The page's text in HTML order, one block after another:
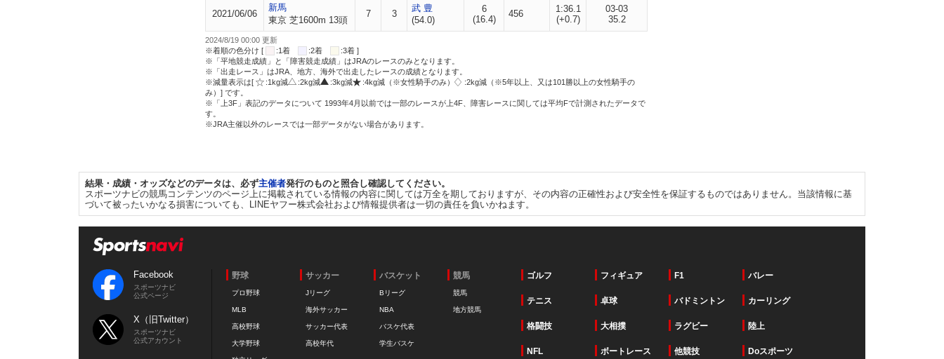
2021/06/06
新馬
東京 芝1600m 13頭
7 3
武 豊
(54.0)
6
(16.4)
456
1:36.1
(+0.7)
03-03
35.2
2024/8/19 00:00 更新
※着順の色分け [
:1着 :2着
:3着 ]
※「平地競走成績」と「障害競走成績」はJRAのレースのみとなります。
※「出走レース」はJRA、地方、海外で出走したレースの成績となります。
※減量表示は[
:1kg減 :2kg減 :3kg減 :4kg減（※女性騎手のみ）
:2kg減（※5年以上、又は101勝以上の女性騎手の
み）] です。
※「上3F」表記のデータについて 1993年4月以前では一部のレースが上4F、障害レースに関しては平均Fで計測されたデータで
す。
※JRA主催以外のレースでは一部データがない場合があります。
結果・成績・オッズなどのデータは、必ず主催者発行のものと照合し確認してください。
スポーツナビの競馬コンテンツのページ上に掲載されている情報の内容に関しては万全を期しておりますが、その内容の正確性および安全性を保証するものではありません。当該情報に基
づいて被ったいかなる損害についても、LINEヤフー株式会社および情報提供者は一切の責任を負いかねます。
Facebook
スポーツナビ
公式ページ
X（旧Twitter）
スポーツナビ
公式アカウント
野球
プロ野球
MLB
高校野球
大学野球
サッカー
Jリーグ
海外サッカー
サッカー代表
高校年代
バスケット
Bリーグ
NBA
バスケ代表
学生バスケ
競馬
競馬
地方競馬
ゴルフ フィギュア F1 バレー
テニス 卓球 バドミントン カーリング
格闘技 大相撲 ラグビー 陸上
NFL ボートレース 他競技 Doスポーツ